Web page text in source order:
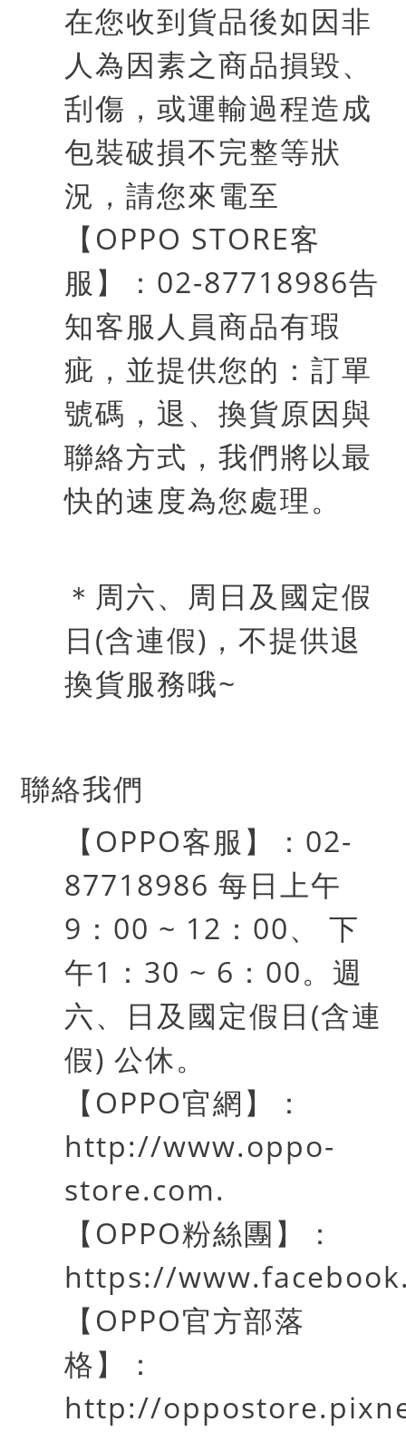
在您收到貨品後如因非
人為因素之商品損毀、
刮傷，或運輸過程造成
包裝破損不完整等狀
況，請您來電至
【OPPO STORE客
服】： 02-87718986告
知客服人員商品有瑕
疵，並提供您的：訂單
號碼，退、換貨原因與
聯絡方式，我們將以最
快的速度為您處理。
＊周六、周日及國定假
日(含連假) ，不提供退
換貨服務哦~
聯絡我們
【OPPO客服】： 02-
87718986 每日上午
9 ： 00 ~ 12 ： 00、 下
午1 ： 30 ~ 6 ： 00。週
六、日及國定假日(含連
假) 公休。
【OPPO官網】：
http://www.oppo-
store.com.
【OPPO粉絲團】：
https://
【OPPO官方部落
格】：
http://